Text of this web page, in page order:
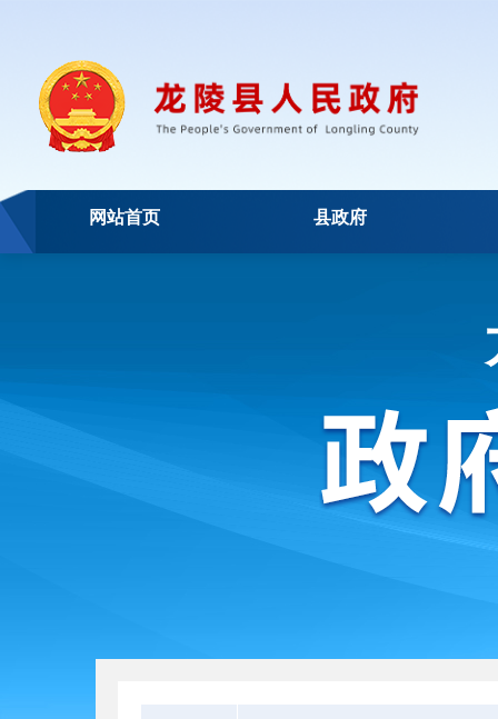
网站首页 县政府